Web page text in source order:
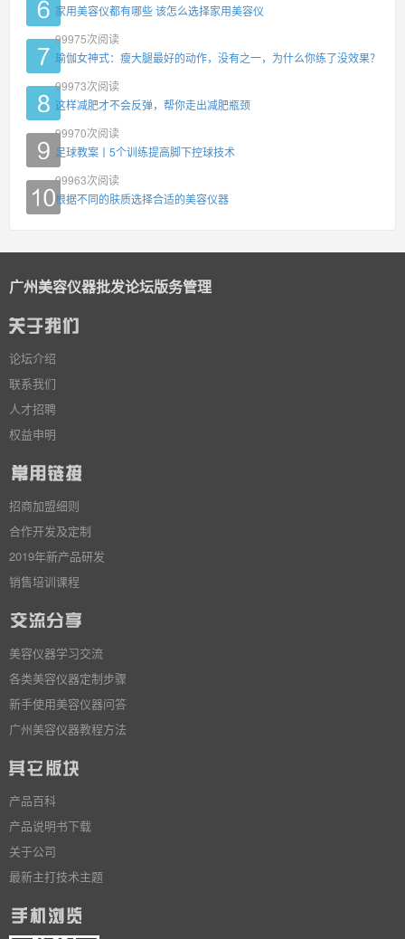
家用美容仪都有哪些 该怎么选择家用美容仪
99975次阅读
瑜伽女神式：瘦大腿最好的动作，没有之一，为什么你练了没效果？
99973次阅读
这样减肥才不会反弹，帮你走出减肥瓶颈
99970次阅读
足球教案丨5个训练提高脚下控球技术
99963次阅读
根据不同的肤质选择合适的美容仪器
广州美容仪器批发论坛版务管理
论坛介绍
联系我们
人才招聘
权益申明
招商加盟细则
合作开发及定制
2019年新产品研发
销售培训课程
美容仪器学习交流
各类美容仪器定制步骤
新手使用美容仪器问答
广州美容仪器教程方法
产品百科
产品说明书下载
关于公司
最新主打技术主题